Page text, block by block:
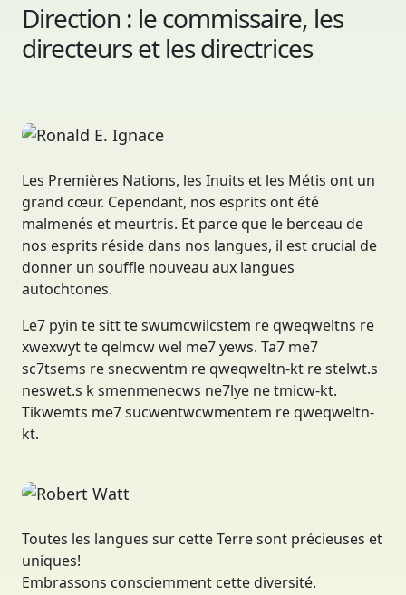
Direction : le commissaire, les
directeurs et les directrices
Les Premières Nations, les Inuits et les Métis ont un
grand cœur. Cependant, nos esprits ont été
malmenés et meurtris. Et parce que le berceau de
nos esprits réside dans nos langues, il est crucial de
donner un souffle nouveau aux langues
autochtones.
Le7 pyin te sitt te swumcwilcstem re qweqweltns re
xwexwyt te qelmcw wel me7 yews. Ta7 me7
sc7tsems re snecwentm re qweqweltn-kt re stelwt.s
neswet.s k smenmenecws ne7lye ne tmicw-kt.
Tikwemts me7 sucwentwcwmentem re qweqweltn-
kt.
Toutes les langues sur cette Terre sont précieuses et
uniques!
Embrassons consciemment cette diversité.